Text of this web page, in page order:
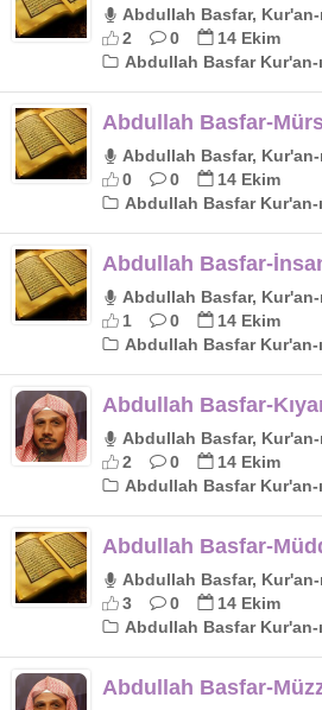
Abdullah Basfar, Kur'an-
2
0
14 Ekim
Abdullah Basfar Kur'an-
Abdullah Basfar-
Abdullah Basfar, Kur'an-
0
0
14 Ekim
Abdullah Basfar Kur'an-
Abdullah Basfar-
Abdullah Basfar, Kur'an-
1
0
14 Ekim
Abdullah Basfar Kur'an-
Abdullah Basfar-
Abdullah Basfar, Kur'an-
2
0
14 Ekim
Abdullah Basfar Kur'an-
Abdullah Basfar-
Abdullah Basfar, Kur'an-
3
0
14 Ekim
Abdullah Basfar Kur'an-
Abdullah Basfar-